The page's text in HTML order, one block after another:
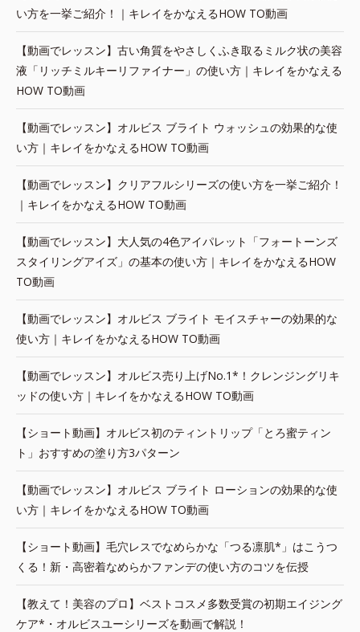
い方を一挙ご紹介！｜キレイをかなえるHOW TO動画
【動画でレッスン】古い角質をやさしくふき取るミルク状の美容
液「リッチミルキーリファイナー」の使い方｜キレイをかなえる
HOW TO動画
【動画でレッスン】オルビス ブライト ウォッシュの効果的な使
い方｜キレイをかなえるHOW TO動画
【動画でレッスン】クリアフルシリーズの使い方を一挙ご紹介！
｜キレイをかなえるHOW TO動画
【動画でレッスン】大人気の4色アイパレット「フォートーンズ
スタイリングアイズ」の基本の使い方｜キレイをかなえるHOW
TO動画
【動画でレッスン】オルビス ブライト モイスチャーの効果的な
使い方｜キレイをかなえるHOW TO動画
【動画でレッスン】オルビス売り上げNo.1*！クレンジングリキ
ッドの使い方｜キレイをかなえるHOW TO動画
【ショート動画】オルビス初のティントリップ「とろ蜜ティン
ト」おすすめの塗り方3パターン
【動画でレッスン】オルビス ブライト ローションの効果的な使
い方｜キレイをかなえるHOW TO動画
【ショート動画】毛穴レスでなめらかな「つる凛肌*」はこうつ
くる！新・高密着なめらかファンデの使い方のコツを伝授
【教えて！美容のプロ】ベストコスメ多数受賞の初期エイジング
ケア*・オルビスユーシリーズを動画で解説！